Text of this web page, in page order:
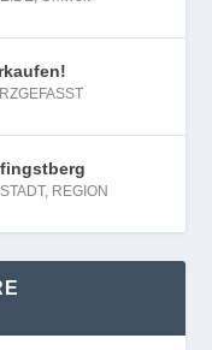
, REGION